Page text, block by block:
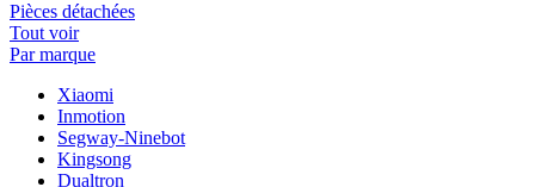
Pièces détachées
Tout voir
Par marque
Xiaomi
Inmotion
Segway-Ninebot
Kingsong
Dualtron